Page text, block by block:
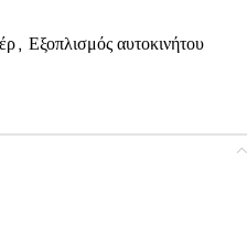
, Εξοπλισμός αυτοκινήτου